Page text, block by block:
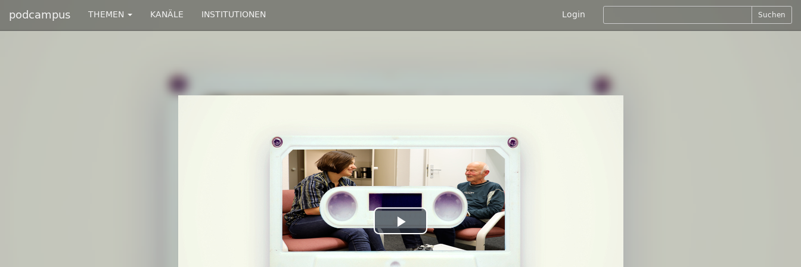
podcampus THEMEN KANÄLE INSTITUTIONEN Login Suchen
Play
Video